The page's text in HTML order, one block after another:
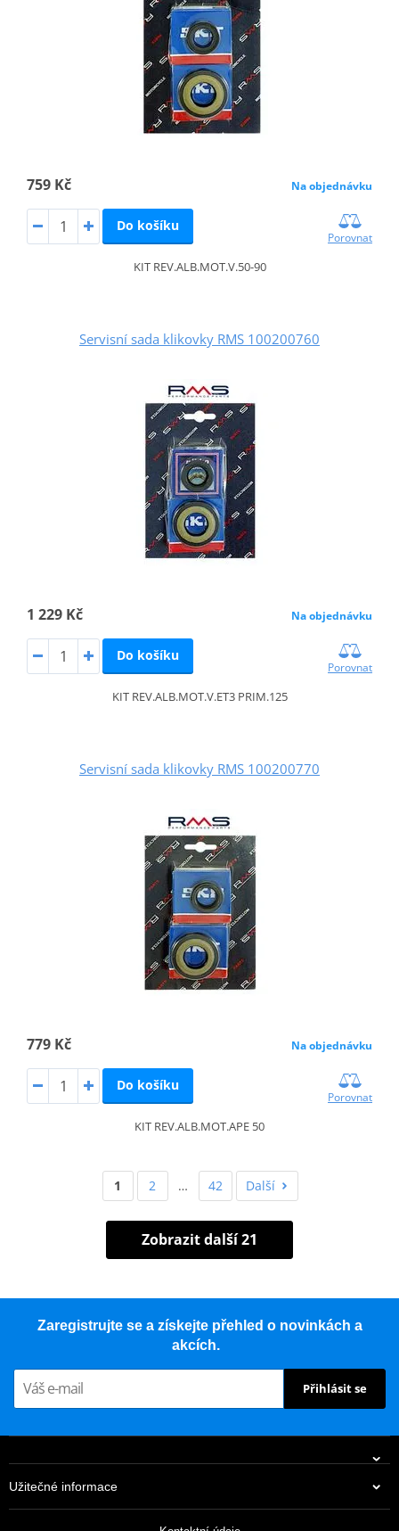
759 Kč Na objednávku
Do košíku
Porovnat
KIT REV.ALB.MOT.V.50-90
Servisní sada klikovky RMS 100200760
1 229 Kč Na objednávku
Do košíku
Porovnat
KIT REV.ALB.MOT.V.ET3 PRIM.125
Servisní sada klikovky RMS 100200770
779 Kč Na objednávku
Do košíku
Porovnat
KIT REV.ALB.MOT.APE 50
1 2 … 42 Další
Zobrazit další 21
Zaregistrujte se a získejte přehled o novinkách a
akcích.
Přihlásit se
Užitečné informace